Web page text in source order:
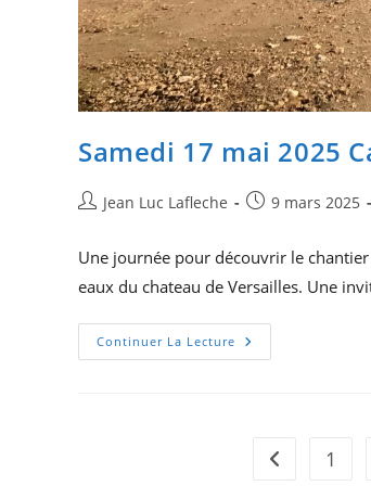
Samedi 17 mai 2025
Auteur/autrice
la
publication :
Jean Luc Lafleche
Publication
9 mars 2025
Une journée pour découvrir le
eaux du chateau de Versailles. Une
Continuer La Lecture Samedi
17
Go to the
1